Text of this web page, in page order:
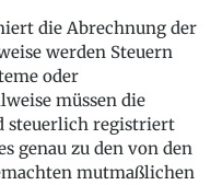
die Abrechnung der
werden Steuern
oder
müssen die
steuerlich registriert
genau zu den von den
mutmaßlichen